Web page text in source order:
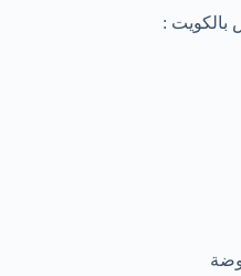
بالكويت :